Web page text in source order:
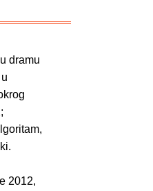
dramu
2012,